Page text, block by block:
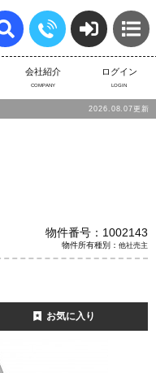
会社紹介
COMPANY
ログイン
LOGIN
2026.08.07更新
物件番号：1002143
物件所有種別： 他社売主
お気に入り